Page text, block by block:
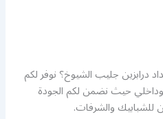
جليب الشيوخ؟ نوفر لكم
حيث نضمن لكم الجودة
للشبابيك والشرفات.